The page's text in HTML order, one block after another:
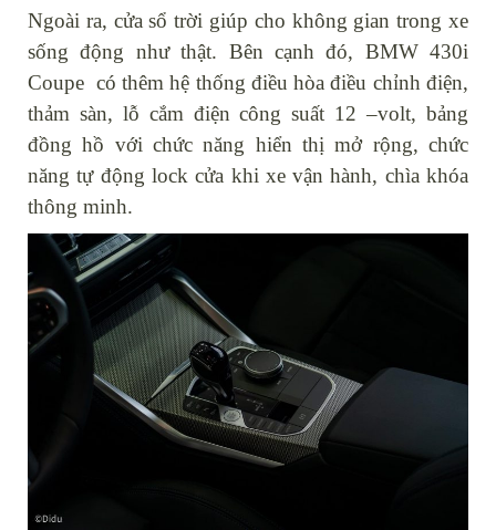
Ngoài ra, cửa sổ trời giúp cho không gian trong xe
sống động như thật. Bên cạnh đó, BMW 430i
Coupe có thêm hệ thống điều hòa điều chỉnh điện,
thảm sàn, lỗ cắm điện công suất 12 –volt, bảng
đồng hồ với chức năng hiển thị mở rộng, chức
năng tự động lock cửa khi xe vận hành, chìa khóa
thông minh.